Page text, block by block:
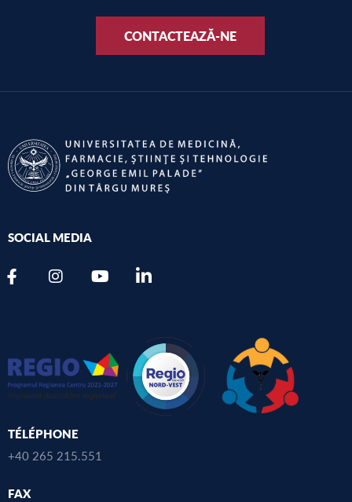
CONTACTEAZĂ-NE
SOCIAL MEDIA
TÉLÉPHONE
+40 265 215.551
FAX